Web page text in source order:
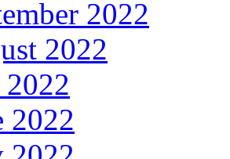
2022
2022
2022